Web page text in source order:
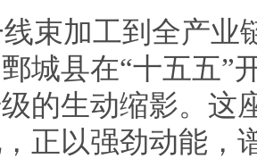
束加工到全产业
城县在“十五五”
的生动缩影。这
正以强劲动能，